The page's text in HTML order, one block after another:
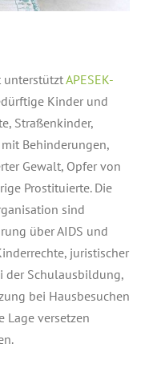
unterstütztAPESEK-
Kinder und
Straßenkinder,
Behinderungen,
Gewalt, Opfer von
Prostituierte. Die
sind
über AIDS und
juristischer
der Schulausbildung,
bei Hausbesuchen
Lage versetzen